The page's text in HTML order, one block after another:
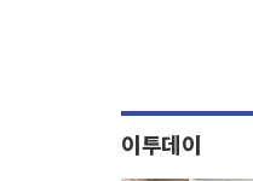
이투데이